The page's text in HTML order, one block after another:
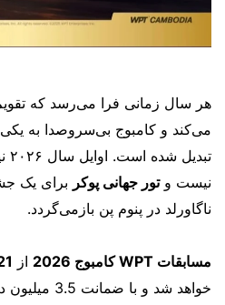
هر سال زمانی فرا می‌رسد که
می‌کند و کامبوج بی‌سروصدا به
نیست وتور جهانی پوکر برای یک
ناگاورلد در پنوم پن بازمی‌گردد.
مسابقات WPT کامبوج 2026 از 21
خواهد شد و